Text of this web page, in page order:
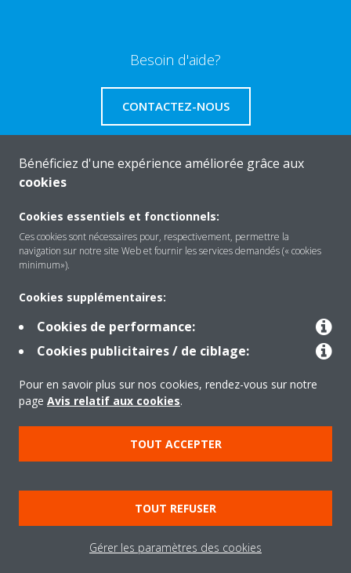
Besoin d'aide?
CONTACTEZ-NOUS
Solutions
Contact
Outils
Copyright © Daikin
Mentions légales
Avis relatif aux cookies
Politique de Protection des Données
Éthique de l'entreprise
Directives sur la "Nétiquette"
Bénéficiez d'une expérience améliorée grâce aux
cookies
Cookies essentiels et fonctionnels:
Ces cookies sont nécessaires pour, respectivement, permettre la
navigation sur notre site Web et fournir les services demandés (« cookies
minimum»).
Cookies supplémentaires:
Cookies de performance:
Cookies publicitaires / de ciblage:
Pour en savoir plus sur nos cookies, rendez-vous sur notre
page Avis relatif aux cookies.
TOUT ACCEPTER
TOUT REFUSER
Gérer les paramètres des cookies